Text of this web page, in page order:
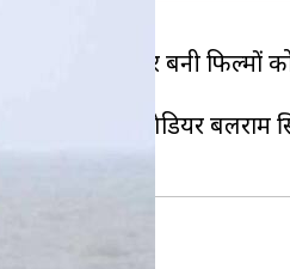
किताबों पर बनी फिल्मों
हैं। जिसे ब्रिगेडियर बलराम